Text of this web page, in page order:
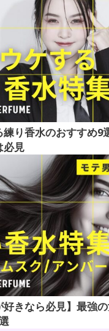
り香水のおすすめ9
必見
好きなら必見】最強